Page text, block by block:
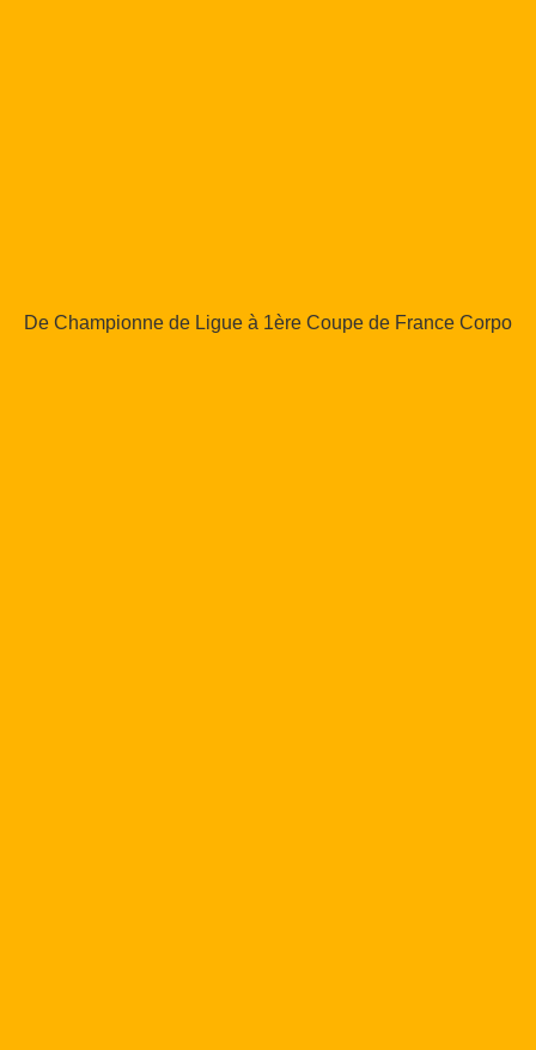
De Championne de Ligue à 1ère Coupe de France Corpo